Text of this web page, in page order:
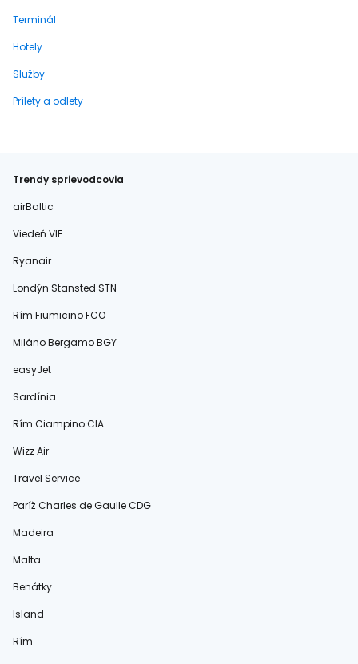
Terminál
Hotely
Služby
Prílety a odlety
Trendy sprievodcovia
airBaltic
Viedeň VIE
Ryanair
Londýn Stansted STN
Rím Fiumicino FCO
Miláno Bergamo BGY
easyJet
Sardínia
Rím Ciampino CIA
Wizz Air
Travel Service
Paríž Charles de Gaulle CDG
Madeira
Malta
Benátky
Island
Rím